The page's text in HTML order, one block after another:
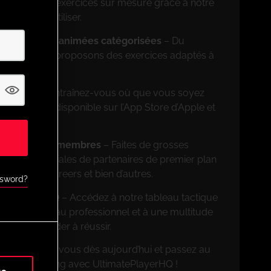
des exercices sur mesure grâce à notre
facile à utiliser.
séances animées catégorisées – Du
nous proposons des exercices adaptés à
mobile
– Entraînez-vous où que vous soyez
mobile disponible sur l’App Store d’Apple et
pour les membres – Faites de grosses
offres spéciales de partenaires de premier plan
FootballCareers et bien d’autres.
UPHQ – Accédez à notre tableau tactique
de niveau professionnel et à une multitude
vous aider à réussir.
! Inscrivez-vous dès aujourd’hui et passez au
de coaching avec UltimatePlayerHQ !